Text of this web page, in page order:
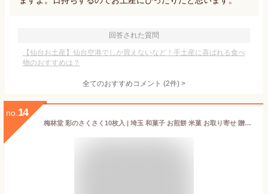
回答された質問
【仙台お土産】仙台空港でしか買えないなど！手土産に喜ばれる食べ
物のおすすめは？
全てのおすすめコメント (2件) >
no. 14
梅林堂 彩のさくさく10枚入 | 埼玉 和菓子 お煎餅 米菓 お取り寄せ 贈り物 サクサク 新食感 お土産 ギフト 個包装 御中元 帰省 母の日 敬老